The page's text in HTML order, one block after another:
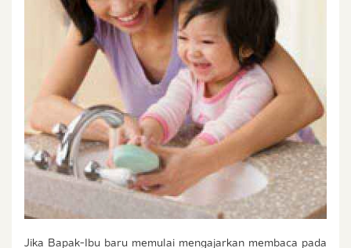
Status / Kondisi Ibu Saat Ini
Tidak Hamil dan Memiliki Anak
Sedang Hamil
Sedang Hamil dan Memiliki Anak
Saya setuju dengansyarat dan ketentuanserta
kebijakan privasi
Ibu & Balita
Saya setuju dan bersedia menerima informasi dari
Ibu & Balita, Frisian Flag Indonesia, dan partner Ibu
& Balita.
Jika Bapak-Ibu baru memulai mengajarkan membaca pada